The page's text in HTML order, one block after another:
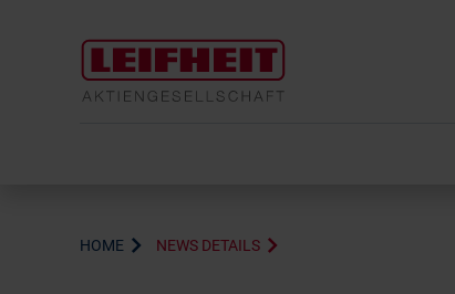
HOME NEWS DETAILS